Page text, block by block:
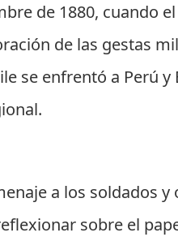
de 1880, cuando
de las gestas
se enfrentó a Perú
a los soldados y
sobre el